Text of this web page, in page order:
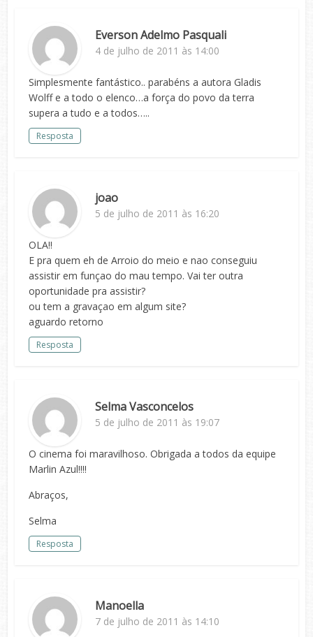
Everson Adelmo Pasquali
4 de julho de 2011 às 14:00
Simplesmente fantástico.. parabéns a autora Gladis
Wolff e a todo o elenco…a força do povo da terra
supera a tudo e a todos…..
Resposta
joao
5 de julho de 2011 às 16:20
OLA!!
E pra quem eh de Arroio do meio e nao conseguiu
assistir em funçao do mau tempo. Vai ter outra
oportunidade pra assistir?
ou tem a gravaçao em algum site?
aguardo retorno
Resposta
Selma Vasconcelos
5 de julho de 2011 às 19:07
O cinema foi maravilhoso. Obrigada a todos da equipe
Marlin Azul!!!!
Abraços,
Selma
Resposta
Manoella
7 de julho de 2011 às 14:10